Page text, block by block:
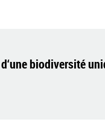
biodiversité